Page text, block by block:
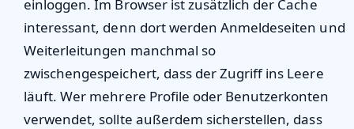
einloggen. Im Browser ist zusätzlich der Cache
interessant, denn dort werden Anmeldeseiten und
Weiterleitungen manchmal so
zwischengespeichert, dass der Zugriff ins Leere
läuft. Wer mehrere Profile oder Benutzerkonten
verwendet, sollte außerdem sicherstellen, dass